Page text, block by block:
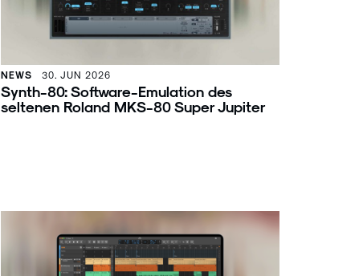
NEWS 30. JUN 2026
Synth-80: Software-Emulation des
seltenen Roland MKS-80 Super Jupiter